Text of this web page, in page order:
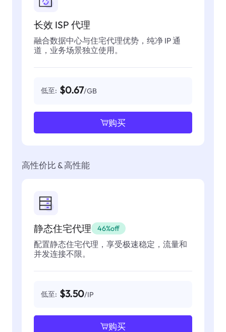
长效 ISP 代理
融合数据中心与住宅代理优势，纯净 IP 通
道，业务场景独立使用。
低至: $0.67/GB
购买
高性价比 & 高性能
静态住宅代理 46%off
配置静态住宅代理，享受极速稳定，流量和
并发连接不限。
低至: $3.50/IP
购买